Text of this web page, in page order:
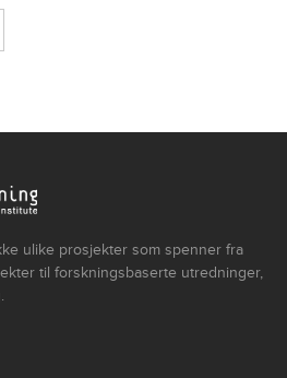
ulike prosjekter som spenner fra
til forskningsbaserte utredninger,